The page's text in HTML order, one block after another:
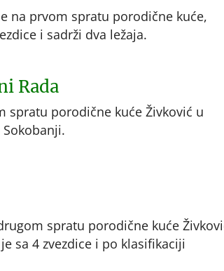
na prvom spratu porodične kuće,
i sadrži dva ležaja.
Rada
spratu porodične kuće Živković u
spratu porodične kuće
sa 4 zvezdice i po klasifikaciji